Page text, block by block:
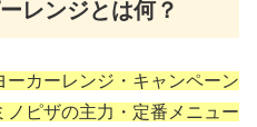
レンジとは何？
カーレンジ・キャンペーン
ノピザの主力・定番メニュー